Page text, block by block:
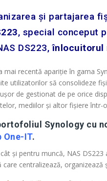
și partajarea
, special conceput
DS223, înlocuitorul
mai recentă apariție în gama
utilizatorilor să consolideze
de gestionat de pe orice
mediilor și altor fișiere într-
Synology cu
One-IT.
și pentru muncă, NAS
centralizează,